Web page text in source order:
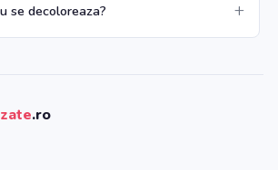
se decoloreaza?
.ro